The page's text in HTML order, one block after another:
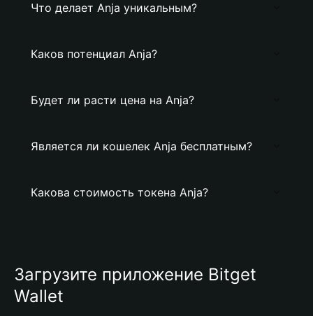
Что делает Anja уникальным?
Каков потенциал Anja?
Будет ли расти цена на Anja?
Является ли кошелек Anja бесплатным?
Какова стоимость токена Anja?
Загрузите приложение Bitget
Wallet